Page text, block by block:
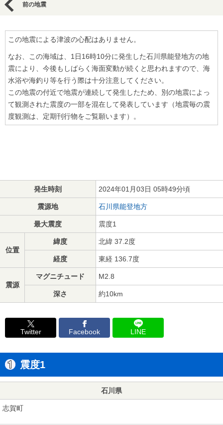
前の地震
この地震による津波の心配はありません。
なお、この海域は、1日16時10分に発生した石川県能登地方の地
震により、今後もしばらく海面変動が続くと思われますので、海
水浴や海釣り等を行う際は十分注意してください。
この地震の付近で地震が連続して発生したため、別の地震によっ
て観測された震度の一部を混在して発表しています（地震毎の震
度観測は、定期刊行物をご覧願います）。
発生時刻 2024年01月03日 05時49分頃
震源地 石川県能登地方
最大震度 震度1
位置
緯度 北緯 37.2度
経度 東経 136.7度
震源
マグニチュード M2.8
深さ 約10km
Twitter Facebook LINE
震度1
石川県
志賀町